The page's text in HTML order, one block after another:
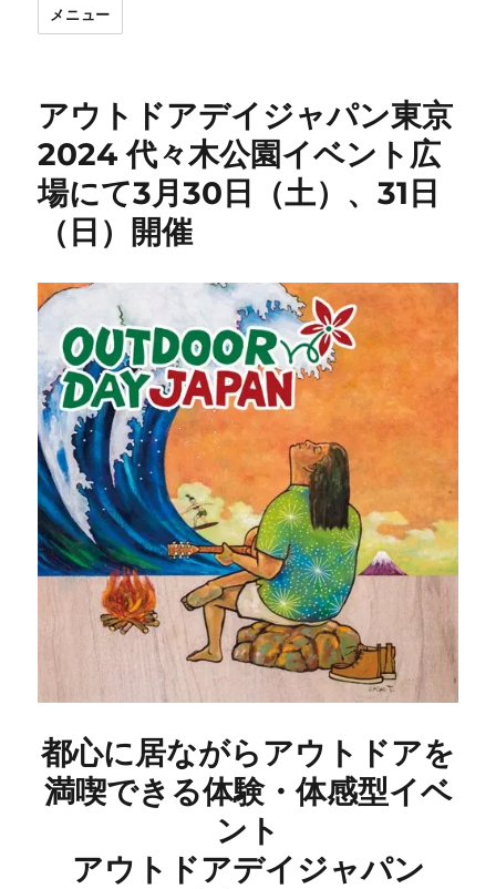
メニュー
アウトドアデイジャパン東京
2024 代々木公園イベント広
場にて3月30日（土）、31日
（日）開催
都心に居ながらアウトドアを
満喫できる体験・体感型イベ
ント
アウトドアデイジャパン